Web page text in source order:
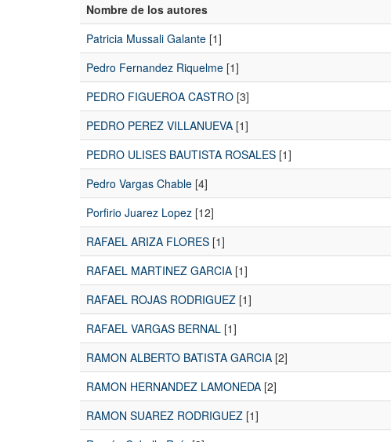
Nombre de los autores
Patricia Mussali Galante [1]
Pedro Fernandez Riquelme [1]
PEDRO FIGUEROA CASTRO [3]
PEDRO PEREZ VILLANUEVA [1]
PEDRO ULISES BAUTISTA ROSALES [1]
Pedro Vargas Chable [4]
Porfirio Juarez Lopez [12]
RAFAEL ARIZA FLORES [1]
RAFAEL MARTINEZ GARCIA [1]
RAFAEL ROJAS RODRIGUEZ [1]
RAFAEL VARGAS BERNAL [1]
RAMON ALBERTO BATISTA GARCIA [2]
RAMON HERNANDEZ LAMONEDA [2]
RAMON SUAREZ RODRIGUEZ [1]